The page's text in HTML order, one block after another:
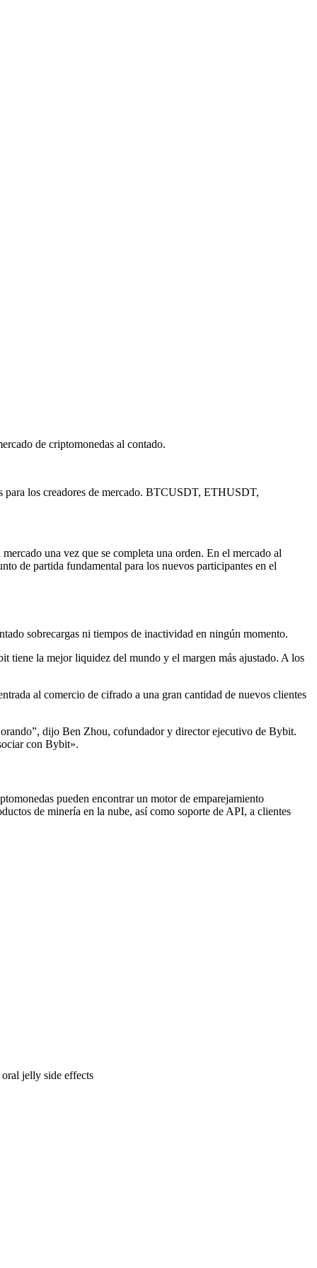
de criptomonedas al contado.
los creadores de mercado. BTCUSDT, ETHUSDT,
una vez que se completa una orden. En el mercado al
de partida fundamental para los nuevos participantes en el
sobrecargas ni tiempos de inactividad en ningún momento.
tiene la mejor liquidez del mundo y el margen más ajustado. A los
al comercio de cifrado a una gran cantidad de nuevos clientes
dijo Ben Zhou, cofundador y director ejecutivo de Bybit.
con Bybit».
pueden encontrar un motor de emparejamiento
de minería en la nube, así como soporte de API, a clientes
jelly side effects